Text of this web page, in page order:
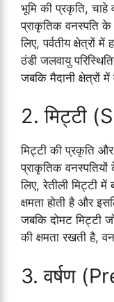
भूमि की प्रकृति, चाहे
प्राकृतिक वनस्पति के
लिए, पर्वतीय क्षेत्रों
ठंडी जलवायु
जबकि मैदानी क्षेत्रों में
2. मिट्टी
मिट्टी की प्रकृति
प्राकृतिक
लिए, रेतीली मिट्टी
क्षमता होती है और
जबकि दोमट मिट्टी
की क्षमता रखती है,
3. वर्षण